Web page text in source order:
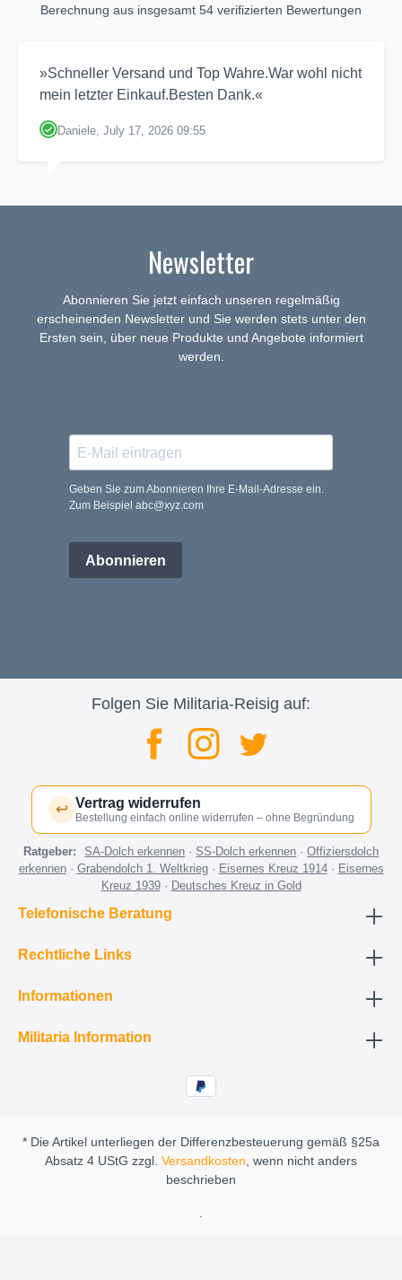
Berechnung aus insgesamt 54 verifizierten Bewertungen
»Schneller Versand und Top Wahre.War wohl nicht
mein letzter Einkauf.Besten Dank.«
Daniele, July 17, 2026 09:55
Newsletter
Abonnieren Sie jetzt einfach unseren regelmäßig
erscheinenden Newsletter und Sie werden stets unter den
Ersten sein, über neue Produkte und Angebote informiert
werden.
Geben Sie zum Abonnieren Ihre E-Mail-Adresse ein.
Zum Beispiel abc@xyz.com
Abonnieren
Folgen Sie Militaria-Reisig auf:
↩ Vertrag widerrufen
Bestellung einfach online widerrufen – ohne Begründung
Ratgeber: SA-Dolch erkennen ·SS-Dolch erkennen ·Offiziersdolch
erkennen· Grabendolch 1. Weltkrieg· Eisernes Kreuz 1914· Eisernes
Kreuz 1939· Deutsches Kreuz in Gold
Telefonische Beratung
Rechtliche Links
Informationen
Militaria Information
* Die Artikel unterliegen der Differenzbesteuerung gemäß §25a
Absatz 4 UStG zzgl. Versandkosten, wenn nicht anders
beschrieben
.